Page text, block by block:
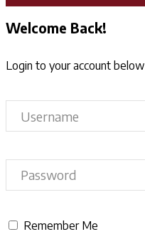
Welcome Back!
Login to your account below
Remember Me